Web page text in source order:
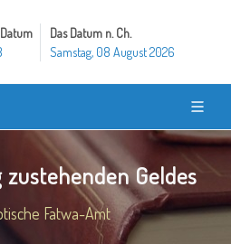
Das Datum n. Ch.
Samstag, 08 August 2026
Geldes
Fatwa-Amt